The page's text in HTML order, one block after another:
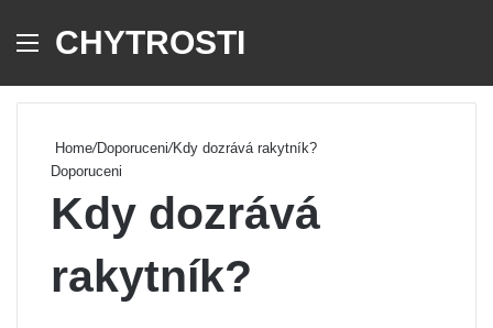
Menu
CHYTROSTI
Home/Doporuceni/Kdy dozrává rakytník?
Doporuceni
Kdy dozrává
rakytník?